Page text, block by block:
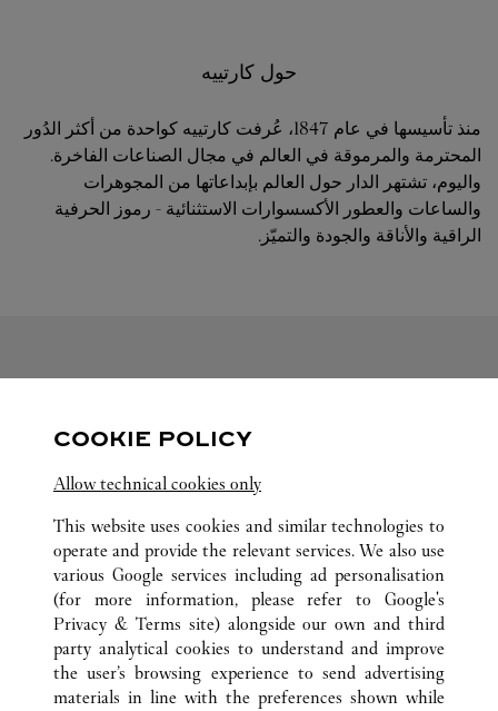
حول كارتييه
منذ تأسيسها في عام 1847، عُرفت كارتييه كواحدة من أكثر الدُور
المحترمة والمرموقة في العالم في مجال الصناعات الفاخرة.
واليوم، تشتهر الدار حول العالم بإبداعاتها من المجوهرات
والساعات والعطور الأكسسوارات الاستثنائية - رموز الحرفية
الراقية والأناقة والجودة والتميّز.
Link Opens in New Tab
Visit us on Instagram
Link Opens in New Tab
Visit us on Pinterest
Link Opens in New Tab
Visit us on Tumblr
Link Opens in New Tab
Visit us on Twitter
Opens in New Tab
Visit us on Youtube
Opens in New Tab
كافة مواقع كارتييه الصين GUANGDONG
GUANGZHOU
NO.383 TIAN HE ROAD
COOKIE POLICY
Allow technical cookies only
This website uses cookies and similar technologies to
operate and provide the relevant services. We also use
various Google services including ad personalisation
(for more information, please refer to Google's
Privacy & Terms site) alongside our own and third
party analytical cookies to understand and improve
the user’s browsing experience to send advertising
materials in line with the preferences shown while